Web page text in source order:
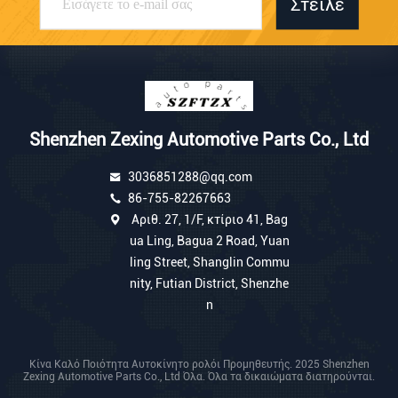
Στείλε
Shenzhen Zexing Automotive Parts Co., Ltd
3036851288@qq.com
86-755-82267663
Αριθ. 27, 1/F, κτίριο 41, Bag
ua Ling, Bagua 2 Road, Yuan
ling Street, Shanglin Commu
nity, Futian District, Shenzhe
n
Κίνα Καλό Ποιότητα Αυτοκίνητο ρολόι Προμηθευτής. 2025 Shenzhen
Zexing Automotive Parts Co., Ltd Όλα. Όλα τα δικαιώματα διατηρούνται.